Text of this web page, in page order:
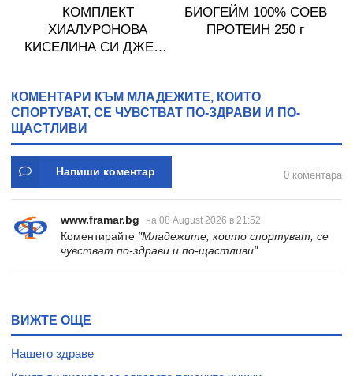
КОМПЛЕКТ
ХИАЛУРОНОВА
КИСЕЛИНА СИ ДЖЕЛИ
БИОГЕЙМ 100% СОЕВ
ПРОТЕИН 250 г
КОМЕНТАРИ КЪМ МЛАДЕЖИТЕ, КОИТО
СПОРТУВАТ, СЕ ЧУВСТВАТ ПО-ЗДРАВИ И ПО-
ЩАСТЛИВИ
Напиши коментар 0 коментара
www.framar.bg на 08 August 2026 в 21:52
Коментирайте "Младежите, които спортуват, се
чувстват по-здрави и по-щастливи"
ВИЖТЕ ОЩЕ
Нашето здраве